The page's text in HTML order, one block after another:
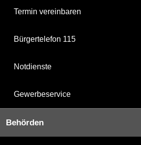
Termin vereinbaren
Bürgertelefon 115
Notdienste
Gewerbeservice
Behörden